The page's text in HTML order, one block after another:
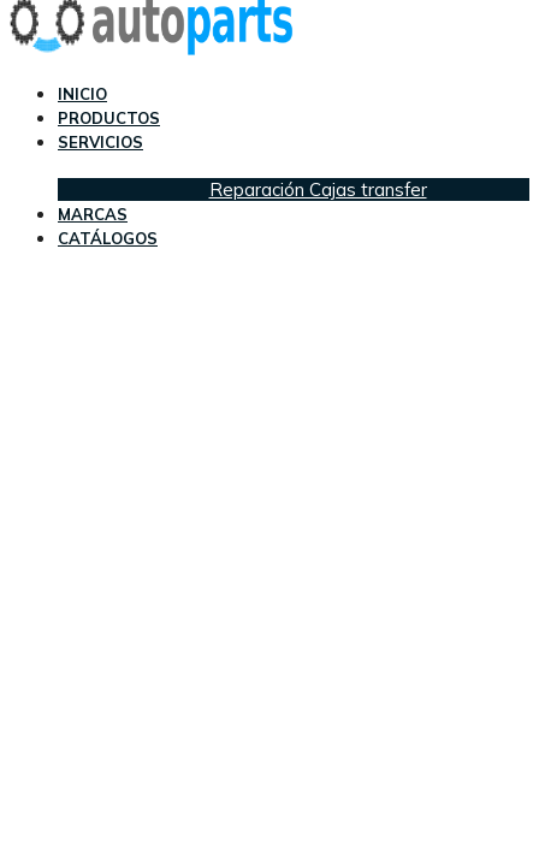
INICIO
PRODUCTOS
SERVICIOS
Reparación Cajas transfer
MARCAS
CATÁLOGOS